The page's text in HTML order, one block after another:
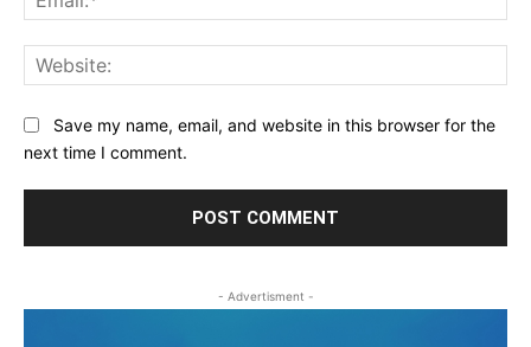
Save my name, email, and website in this browser for the
next time I comment.
- Advertisment -